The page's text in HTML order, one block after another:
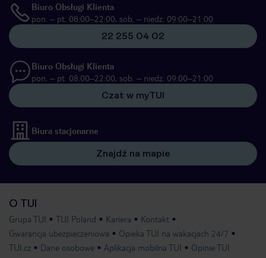
Biuro Obsługi Klienta
pon. – pt. 08:00–22:00, sob. – niedz. 09:00–21:00
22 255 04 02
Biuro Obsługi Klienta
pon. – pt. 08:00–22:00, sob. – niedz. 09:00–21:00
Czat w myTUI
Biura stacjonarne
Znajdź na mapie
O TUI
Grupa TUI TUI Poland Kariera
Kontakt
Gwarancja ubezpieczeniowa
Opieka TUI na wakacjach 24/7
TUI.cz
Dane osobowe Aplikacja mobilna TUI Opinie TUI